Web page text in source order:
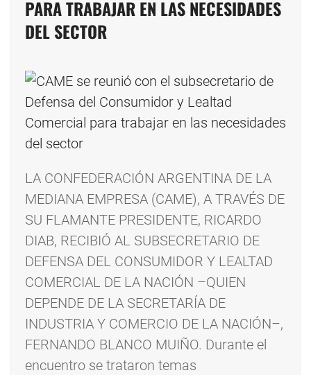
PARA TRABAJAR EN LAS NECESIDADES
DEL SECTOR
LA CONFEDERACIÓN ARGENTINA DE LA
MEDIANA EMPRESA (CAME), A TRAVÉS DE
SU FLAMANTE PRESIDENTE, RICARDO
DIAB, RECIBIÓ AL SUBSECRETARIO DE
DEFENSA DEL CONSUMIDOR Y LEALTAD
COMERCIAL DE LA NACIÓN –QUIEN
DEPENDE DE LA SECRETARÍA DE
INDUSTRIA Y COMERCIO DE LA NACIÓN–,
FERNANDO BLANCO MUIÑO. Durante el
encuentro se trataron temas